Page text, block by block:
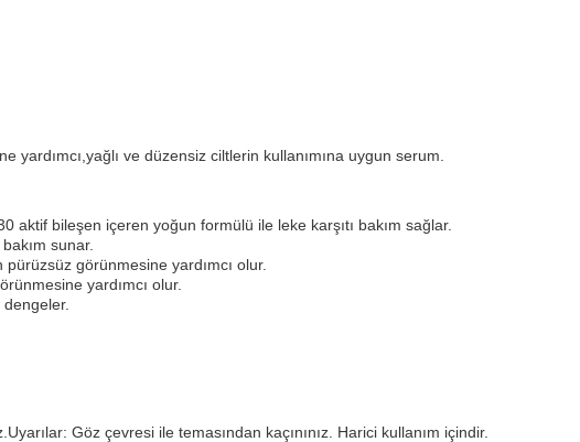
yardımcı,yağlı ve düzensiz ciltlerin kullanımına uygun serum.
aktif bileşen içeren yoğun formülü ile leke karşıtı bakım sağlar.
sunar.
görünmesine yardımcı olur.
yardımcı olur.
Göz çevresi ile temasından kaçınınız. Harici kullanım içindir.